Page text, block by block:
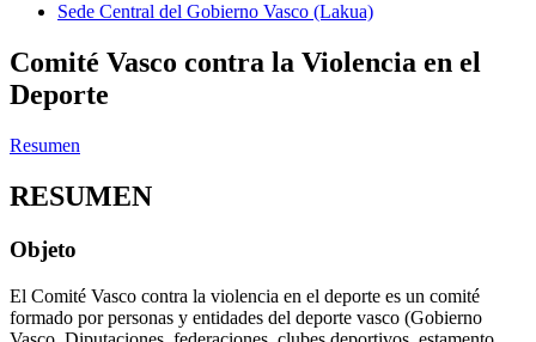
Sede Central del Gobierno Vasco (Lakua)
Comité Vasco contra la Violencia en el
Deporte
Resumen
RESUMEN
Objeto
El Comité Vasco contra la violencia en el deporte es un comité
formado por personas y entidades del deporte vasco (Gobierno